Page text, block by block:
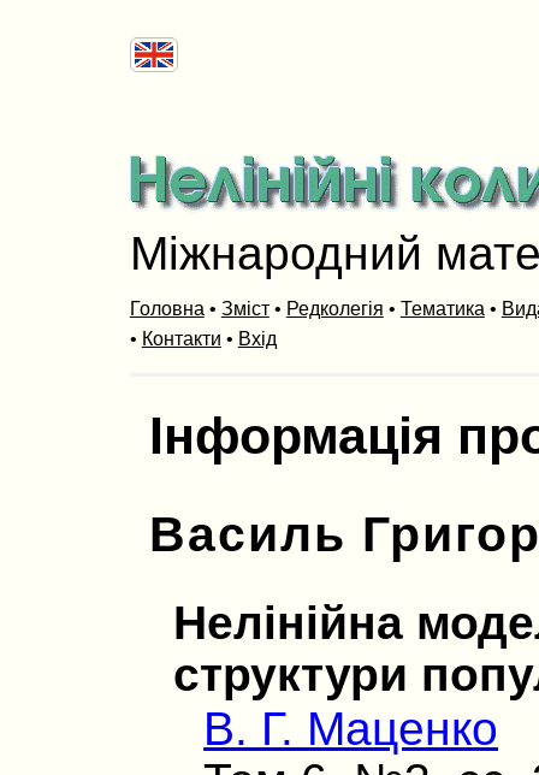
Міжнародний
Головна • Зміст• Редколегія • Тематика •
• Контакти • Вхід
Інформація
Василь
Нелінійна
структури
В. Г. Маценко